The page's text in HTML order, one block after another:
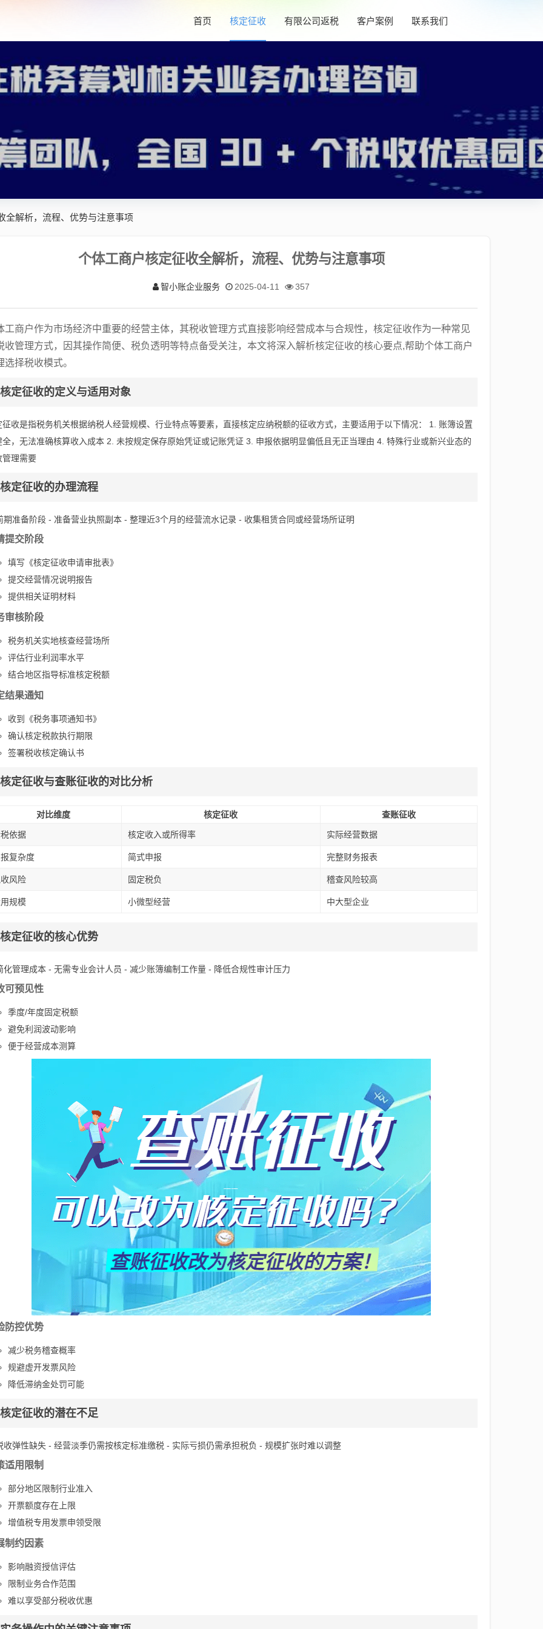
首页 核定征收 有限公司返税 客户案例 联系我们
全解析，流程、优势与注意事项
个体工商户核定征收全解析，流程、优势与注意事项
智小账企业服务 2025-04-11 357
工商户作为市场经济中重要的经营主体，其税收管理方式直接影响经营成本与合规性，核定征收作为一种常见
收管理方式，因其操作简便、税负透明等特点备受关注，本文将深入解析核定征收的核心要点,帮助个体工商户
选择税收模式。
核定征收的定义与适用对象
征收是指税务机关根据纳税人经营规模、行业特点等要素，直接核定应纳税额的征收方式，主要适用于以下情况： 1. 账簿设置
全，无法准确核算收入成本 2. 未按规定保存原始凭证或记账凭证 3. 申报依据明显偏低且无正当理由 4. 特殊行业或新兴业态的
管理需要
核定征收的办理流程
期准备阶段 - 准备营业执照副本 - 整理近3个月的经营流水记录 - 收集租赁合同或经营场所证明
提交阶段
填写《核定征收申请审批表》
提交经营情况说明报告
提供相关证明材料
审核阶段
税务机关实地核查经营场所
评估行业利润率水平
结合地区指导标准核定税额
结果通知
收到《税务事项通知书》
确认核定税款执行期限
签署税收核定确认书
核定征收与查账征收的对比分析
对比维度 核定征收 查账征收
依据 核定收入或所得率 实际经营数据
复杂度 简式申报 完整财务报表
风险 固定税负 稽查风险较高
规模 小微型经营 中大型企业
核定征收的核心优势
化管理成本 - 无需专业会计人员 - 减少账簿编制工作量 - 降低合规性审计压力
可预见性
季度/年度固定税额
避免利润波动影响
便于经营成本测算
防控优势
减少税务稽查概率
规避虚开发票风险
降低滞纳金处罚可能
核定征收的潜在不足
收弹性缺失 - 经营淡季仍需按核定标准缴税 - 实际亏损仍需承担税负 - 规模扩张时难以调整
适用限制
部分地区限制行业准入
开票额度存在上限
增值税专用发票申领受限
制约因素
影响融资授信评估
限制业务合作范围
难以享受部分税收优惠